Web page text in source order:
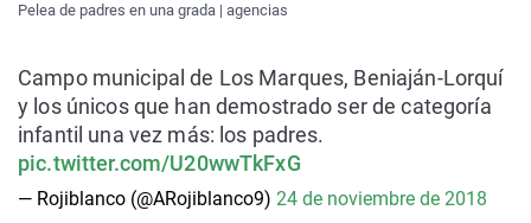
Pelea de padres en una grada | agencias
Campo municipal de Los Marques, Beniaján-Lorquí
y los únicos que han demostrado ser de categoría
infantil una vez más: los padres.
pic.twitter.com/U20wwTkFxG
— Rojiblanco (@ARojiblanco9) 24 de noviembre de 2018